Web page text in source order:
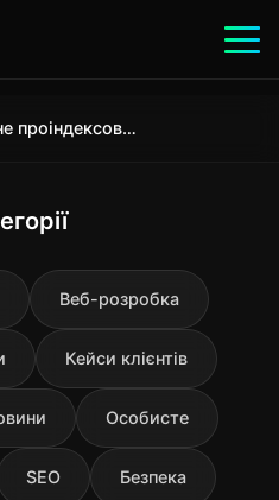
Виявлено, не проіндексовано : Як змусити Google індексувати сторінки
Веб-розробка
Кейси клієнтів
Особисте
SEO Безпека